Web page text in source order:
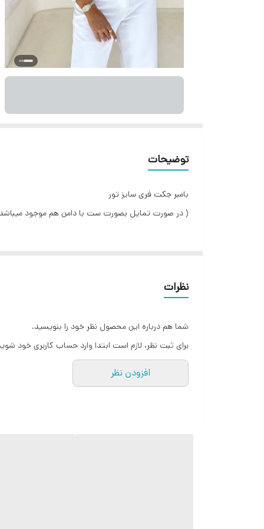
توضیحات
بامبر جکت فری سایز تور
( در صورت تمایل بصورت ست با دامن هم موجود
نظرات
شما هم درباره این محصول نظر خود را بنویسید.
برای ثبت نظر، لازم است ابتدا وارد حساب کاربری خود
افزودن نظر